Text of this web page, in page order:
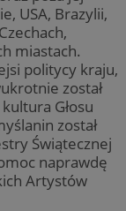
USA, Brazylii,
miastach.
politycy kraju,
został
Głosu
został
Świątecznej
naprawdę
Artystów